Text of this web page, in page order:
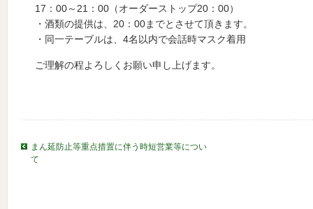
17：00～21：00（オーダーストップ20：00）
・酒類の提供は、20：00までとさせて頂きます。
・同一テーブルは、4名以内で会話時マスク着用
ご理解の程よろしくお願い申し上げます。
まん延防止等重点措置に伴う時短営業等につい
て